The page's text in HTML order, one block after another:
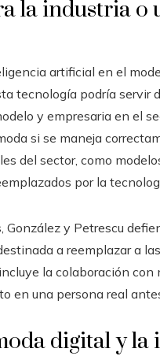
la industria o
artificial en el
tecnología podría servir
y empresaria en el
si se maneja
del sector, como
por la
González y Petrescu
a reemplazar a
la colaboración con
en una persona real
digital y